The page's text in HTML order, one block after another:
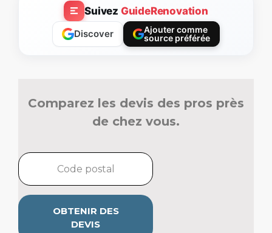
Suivez GuideRenovation
Discover
Ajouter comme
source préférée
Comparez les devis des pros près
de chez vous.
OBTENIR DES
DEVIS